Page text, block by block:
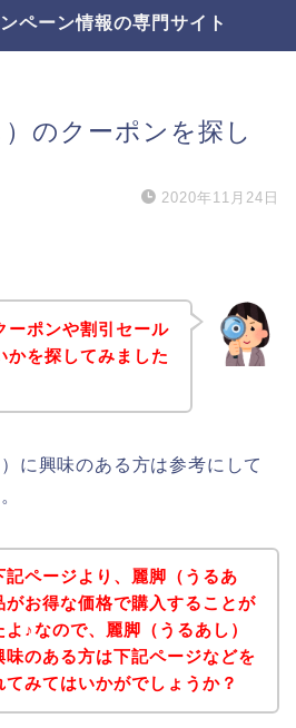
ペーン情報の専門サイト
のクーポンを探し
2020年11月24日
ーポンや割引セール
かを探してみました
に興味のある方は参考にして
記ページより、麗脚（うるあ
がお得な価格で購入することが
♪なので、麗脚（うるあし）
味のある方は下記ページなどを
てみてはいかがでしょうか？